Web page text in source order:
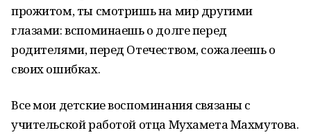
прожитом, ты смотришь на мир другими
глазами: вспоминаешь о долге перед
родителями, перед Отечеством, сожалеешь о
своих ошибках.
Все мои детские воспоминания связаны с
учительской работой отца Мухамета Махмутова.